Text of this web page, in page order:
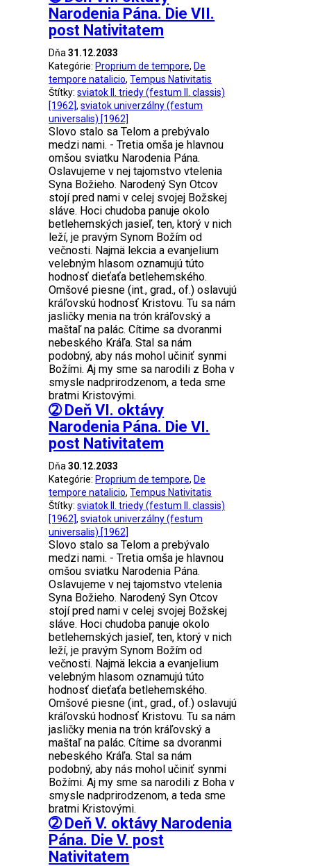
Narodenia Pána. Die VII.
post Nativitatem
Dňa31.12.2033
Kategórie: Proprium de tempore, De
tempore natalicio,Tempus Nativitatis
Štítky:sviatok II. triedy (festum II. classis)
[1962],sviatok univerzálny (festum
universalis) [1962]
Slovo stalo sa Telom a prebývalo
medzi nami. - Tretia omša je hlavnou
omšou sviatku Narodenia Pána.
Oslavujeme v nej tajomstvo vtelenia
Syna Božieho. Narodený Syn Otcov
stojí pred nami v celej svojej Božskej
sláve. Hoci chudoba panuje okolo
betlehemských jasieľ, ten, ktorý v nich
leží, je pravým Synom Božím od
večnosti. Najmä lekcia a evanjelium
velebným hlasom oznamujú túto
hodnosť dieťaťa betlehemského.
Omšové piesne (int., grad., of.) oslavujú
kráľovskú hodnosť Kristovu. Tu sa nám
jasličky menia na trón kráľovský a
maštaľ na palác. Cítime sa dvoranmi
nebeského Kráľa. Stal sa nám
podobný, aby nás mohol učiniť synmi
Božími. Aj my sme sa narodili z Boha v
smysle nadprirodzenom, a teda sme
bratmi Kristovými.
➁ Deň VI. oktávy
Narodenia Pána. Die VI.
post Nativitatem
Dňa30.12.2033
Kategórie: Proprium de tempore, De
tempore natalicio,Tempus Nativitatis
Štítky:sviatok II. triedy (festum II. classis)
[1962],sviatok univerzálny (festum
universalis) [1962]
Slovo stalo sa Telom a prebývalo
medzi nami. - Tretia omša je hlavnou
omšou sviatku Narodenia Pána.
Oslavujeme v nej tajomstvo vtelenia
Syna Božieho. Narodený Syn Otcov
stojí pred nami v celej svojej Božskej
sláve. Hoci chudoba panuje okolo
betlehemských jasieľ, ten, ktorý v nich
leží, je pravým Synom Božím od
večnosti. Najmä lekcia a evanjelium
velebným hlasom oznamujú túto
hodnosť dieťaťa betlehemského.
Omšové piesne (int., grad., of.) oslavujú
kráľovskú hodnosť Kristovu. Tu sa nám
jasličky menia na trón kráľovský a
maštaľ na palác. Cítime sa dvoranmi
nebeského Kráľa. Stal sa nám
podobný, aby nás mohol učiniť synmi
Božími. Aj my sme sa narodili z Boha v
smysle nadprirodzenom, a teda sme
bratmi Kristovými.
➁ Deň V. oktávy Narodenia
Pána. Die V. post
Nativitatem